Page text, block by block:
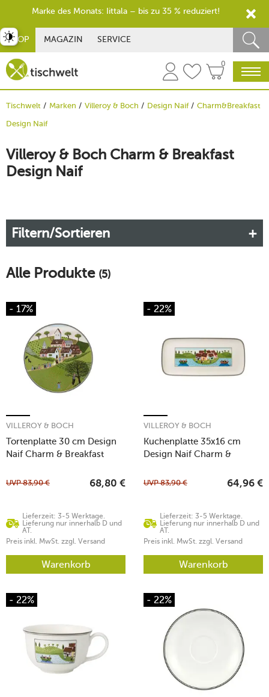
SHOP MAGAZIN SERVICE
0
Tischwelt Marken Villeroy & Boch Design Naif
Charm&Breakfast
Design Naif
Villeroy & Boch Charm & Breakfast
Design Naif
Filtern/Sortieren
Alle Produkte (5)
- 17%
Tortenplatte 30 cm Design
Naif Charm & Breakfast
VILLEROY & BOCH
Lieferzeit: 3-5 Werktage.
Lieferung nur innerhalb D und
AT.
UVP83,90 € 68,80 €
Preis inkl. MwSt. zzgl. Versand
Warenkorb
- 22%
Kuchenplatte 35x16 cm
Design Naif Charm &
VILLEROY & BOCH
Lieferzeit: 3-5 Werktage.
Lieferung nur innerhalb D und
AT.
UVP83,90 € 64,96 €
Preis inkl. MwSt. zzgl. Versand
Warenkorb
- 22% - 22%
umschalten
Marke des Monats: Iittala – bis zu 35 % reduziert!